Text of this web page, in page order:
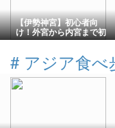
【伊勢神宮】初心者向
け！外宮から内宮まで初
めて参拝したモデルコー
# アジア食べ